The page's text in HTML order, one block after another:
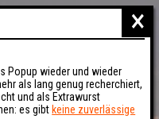
×
Popup wieder und wieder
als lang genug recherchiert,
und als Extrawurst
es gibt keine zuverlässige